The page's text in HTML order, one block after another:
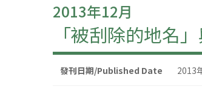
2013年12月
「被刮除的地名
發刊日期/Published Date 2013